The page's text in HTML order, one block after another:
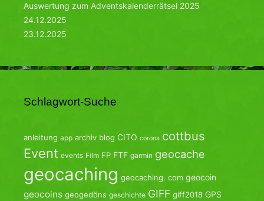
Auswertung zum Adventskalenderrätsel 2025
24.12.2025
23.12.2025
Schlagwort-Suche
anleitung app archiv blog CITO corona cottbus
Event events Film FP FTF garmin geocache
geocaching geocaching. com geocoin
geocoins geogedöns geschichte GIFF giff2018 GPS